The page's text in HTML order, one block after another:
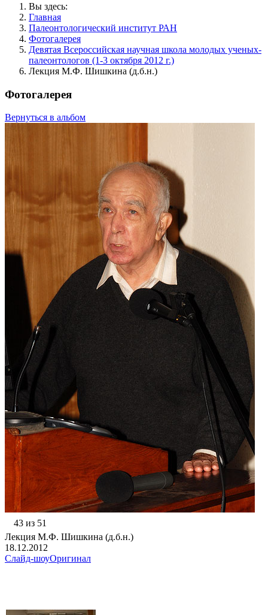
Вы здесь:
Главная
Палеонтологический институт РАН
Фотогалерея
Девятая Всероссийская научная школа молодых ученых-
палеонтологов (1-3 октября 2012 г.)
Лекция М.Ф. Шишкина (д.б.н.)
Фотогалерея
Вернуться в альбом
43 из 51
Лекция М.Ф. Шишкина (д.б.н.)
18.12.2012
Слайд-шоуОригинал